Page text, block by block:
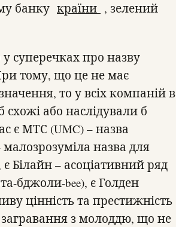
банку країни , зелений
суперечках про назву
тому, що це не має
то у всіх компаній в
схожі або наслідували б
є МТС (UMC) – назва
малозрозуміла назва для
є Білайн – асоціативний ряд
бджоли-bee), є Голден
цінність та престижність
з молоддю, що не